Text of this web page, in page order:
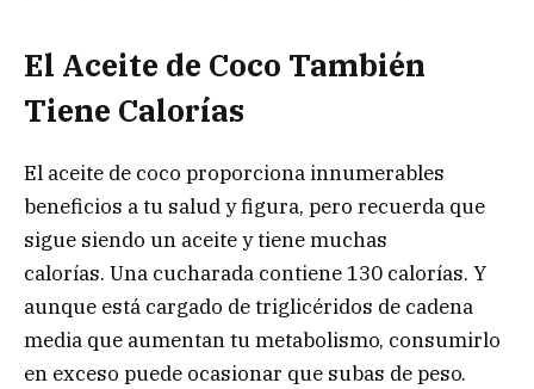
El Aceite de Coco También
Tiene Calorías
El aceite de coco proporciona innumerables
beneficios a tu salud y figura, pero recuerda que
sigue siendo un aceite y tiene muchas
calorías. Una cucharada contiene 130 calorías. Y
aunque está cargado de triglicéridos de cadena
media que aumentan tu metabolismo, consumirlo
en exceso puede ocasionar que subas de peso.